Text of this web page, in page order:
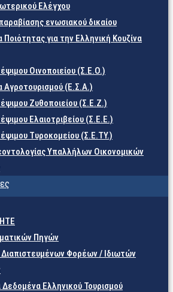
Ελέγχου
ενωσιακού δικαίου
Ποιότητας για την Ελληνική Κουζίνα
Οινοποιείου (Σ.Ε.Ο.)
Αγροτουρισμού (Ε.Σ.Α.)
Ζυθοποιείου (Σ.Ε.Ζ.)
Ελαιοτριβείου (Σ.Ε.Ε.)
Τυροκομείου (Σ.Ε.TY.)
Υπαλλήλων Οικονομικών
Πηγών
Φορέων / Ιδιωτών
Δεδομένα Ελληνικού Τουρισμού